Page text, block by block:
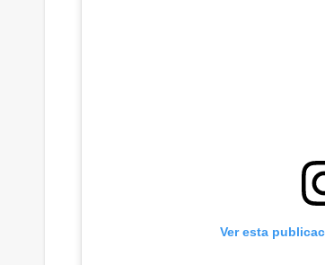
Ver esta